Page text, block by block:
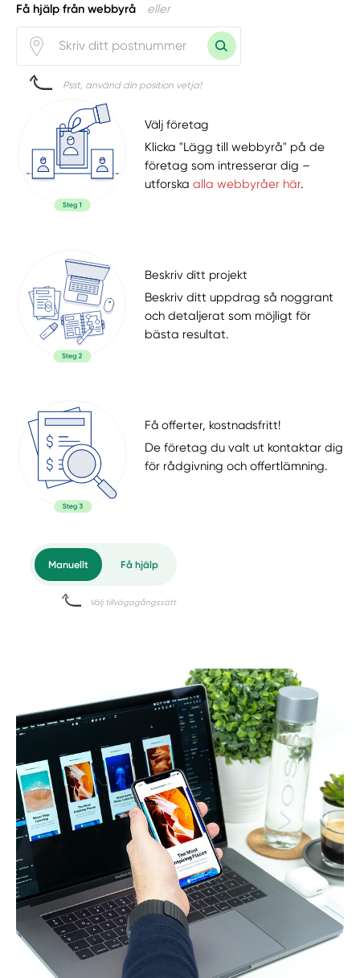
Få hjälp från webbyrå eller
Psst, använd din position vetja!
Välj företag
Klicka "Lägg till webbyrå" på de
företag som intresserar dig –
utforskaalla webbyråer här.
Beskriv ditt projekt
Beskriv ditt uppdrag så noggrant
och detaljerat som möjligt för
bästa resultat.
Få offerter, kostnadsfritt!
De företag du valt ut kontaktar dig
för rådgivning och offertlämning.